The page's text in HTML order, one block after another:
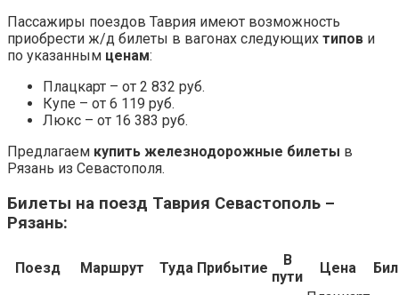
Пассажиры поездов Таврия имеют возможность
приобрести ж/д билеты в вагонах следующих типов и
по указанным ценам:
Плацкарт – от 2 832 руб.
Купе – от 6 119 руб.
Люкс – от 16 383 руб.
Предлагаем купить железнодорожные билеты в
Рязань из Севастополя.
Билеты на поезд Таврия Севастополь –
Рязань:
Поезд Маршрут Туда Прибытие
В
пути
Цена